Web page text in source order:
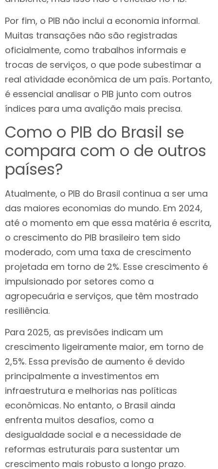
Por fim, o PIB não inclui a economia informal.
Muitas transações não são registradas
oficialmente, como trabalhos informais e
trocas de serviços, o que pode subestimar a
real atividade econômica de um país. Portanto,
é essencial analisar o PIB junto com outros
índices para uma avalição mais precisa.
Como o PIB do Brasil se
compara com o de outros
países?
Atualmente, o PIB do Brasil continua a ser uma
das maiores economias do mundo. Em 2024,
até o momento em que essa matéria é escrita,
o crescimento do PIB brasileiro tem sido
moderado, com uma taxa de crescimento
projetada em torno de 2%. Esse crescimento é
impulsionado por setores como a
agropecuária e serviços, que têm mostrado
resiliência.
Para 2025, as previsões indicam um
crescimento ligeiramente maior, em torno de
2,5%. Essa previsão de aumento é devido
principalmente a investimentos em
infraestrutura e melhorias nas políticas
econômicas. No entanto, o Brasil ainda
enfrenta muitos desafios, como a
desigualdade social e a necessidade de
reformas estruturais para sustentar um
crescimento mais robusto a longo prazo.